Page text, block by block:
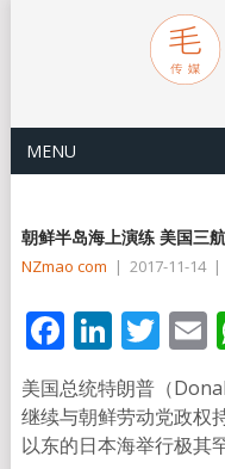
MENU
朝鲜半岛海上演练 美国三
NZmao com | 2017-11-14 |
美国总统特朗普（
继续与朝鲜劳动党政权
以东的日本海举行极其